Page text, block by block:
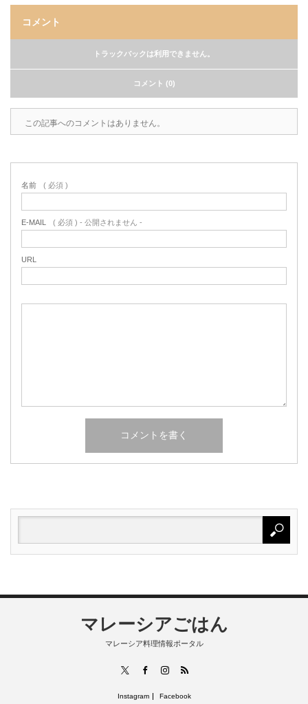
コメント
トラックバックは利用できません。
コメント (0)
この記事へのコメントはありません。
名前 ( 必須 )
E-MAIL ( 必須 ) - 公開されません -
URL
マレーシアごはん
マレーシア料理情報ポータル
FacebookInstagram
RSS
Instagram Facebook